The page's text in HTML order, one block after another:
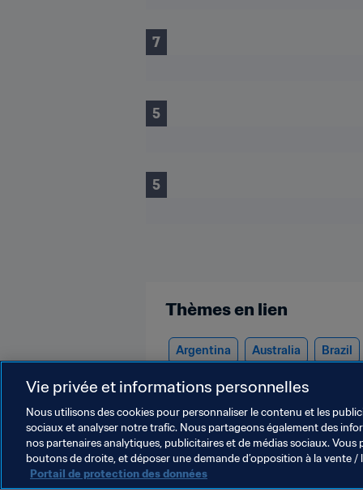
7
5
5
Thèmes en lien
Argentina Australia Brazil
Scotland Spain USA
Vie privée et informations personnelles
Nous utilisons des cookies pour personnaliser le contenu et les
sociaux et analyser notre trafic. Nous partageons également des
nos partenaires analytiques, publicitaires et de médias sociaux.
boutons de droite, et déposer une demande d’opposition à la vente
Portail de protection des données